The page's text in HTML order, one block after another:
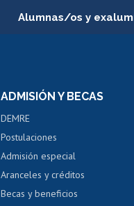
Alumnas/os y
Consulta y certificado de
Servicio médico y dental
Pago de arancel y crédito
Pago de arancel y crédito
Certificado de títulos y
ADMISIÓN Y BECAS
DEMRE
Postulaciones
Admisión especial
Aranceles y créditos
Becas y beneficios